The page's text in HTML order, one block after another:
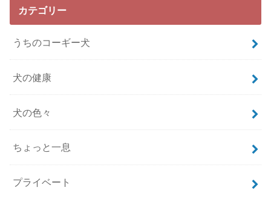
カテゴリー
うちのコーギー犬
犬の健康
犬の色々
ちょっと一息
プライベート